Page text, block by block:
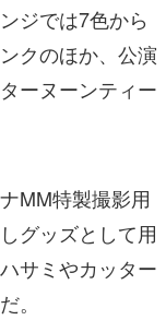
ジでは7色から
クのほか、公演
ーヌーンティー
MM特製撮影用
グッズとして用
サミやカッター
。